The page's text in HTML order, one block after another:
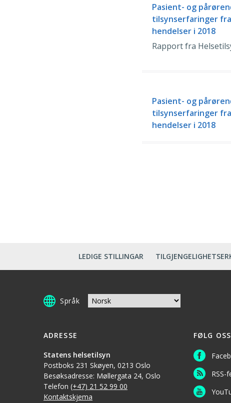
Pasient- og
tilsynserfaringer
hendelser i 2018
Rapport fra
Pasient- og
tilsynserfaringer
hendelser i 2018
LEDIGE STILLINGAR
Språk
ADRESSE
Statens helsetilsyn
Postboks 231 Skøyen, 0213 Oslo
Besøksadresse: Møllergata 24, Oslo
Telefon (+47) 21 52 99 00
Kontaktskjema
FØLG OSS
RSS-